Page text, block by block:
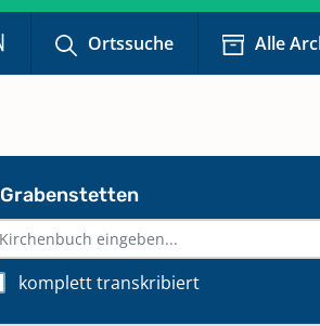
Ortssuche Alle
Grabenstetten
komplett transkribiert
Familienregister 1808-1842 Band
Konfirmandenregister 1825-1900
Mischbuch 1767-1860 Band 15